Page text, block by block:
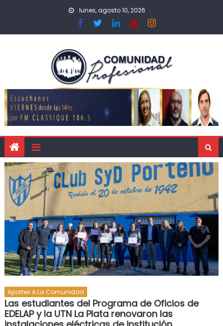
lunes, agosto 10, 2026
Aportes A La Comunidad
Las estudiantes del Programa de Oficios de
EDELAP y la UTN La Plata renovaron las